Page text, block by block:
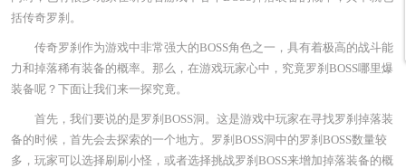
括传奇罗刹。
传奇罗刹作为游戏中非常强大的BOSS角色之一，具有着极高的战斗能
力和掉落稀有装备的概率。那么，在游戏玩家心中，究竟罗刹BOSS哪里爆
装备呢？下面让我们来一探究竟。
首先，我们要说的是罗刹BOSS洞。这是游戏中玩家在寻找罗刹掉落装
备的时候，首先会去探索的一个地方。罗刹BOSS洞中的罗刹BOSS数量较
多，玩家可以选择刷刷小怪，或者选择挑战罗刹BOSS来增加掉落装备的概